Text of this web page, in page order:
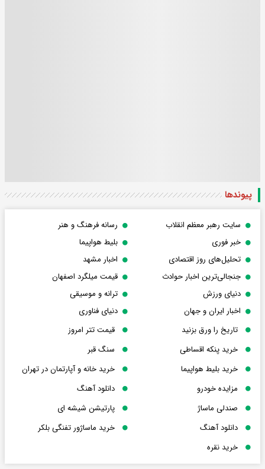
پیوندها
سایت رهبر معظم انقلاب
رسانه فرهنگ و هنر
خبر فوری
بلیط هواپیما
تحلیل‌های روز اقتصادی
اخبار مشهد
جنجالی‌ترین اخبار حوادث
قیمت میلگرد اصفهان
دنیای ورزش
ترانه و موسیقی
اخبار ایران و جهان
دنیای فناوری
تاریخ را ورق بزنید
قیمت تتر امروز
خرید پنکه اقساطی
سنگ قبر
خرید بلیط هواپیما
خرید خانه و آپارتمان در تهران
مزایده خودرو
دانلود آهنگ
صندلی ماساژ
پارتیشن شیشه ای
دانلود آهنگ
خرید ماساژور تفنگی بلکر
خرید نقره